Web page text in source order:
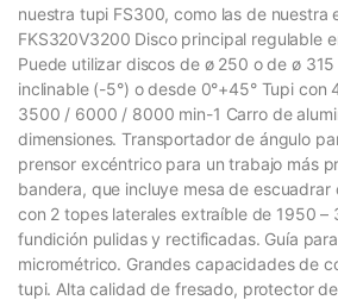
nuestra tupi FS300, como las de nuestra
FKS320V3200 Disco principal regulable
Puede utilizar discos de ø 250 o de ø
inclinable (-5°) o desde 0°+45° Tupi con
3500 / 6000 / 8000 min-1 Carro de
dimensiones. Transportador de ángulo
prensor excéntrico para un trabajo más
bandera, que incluye mesa de escuadrar
con 2 topes laterales extraíble de 1950 –
fundición pulidas y rectificadas. Guía
micrométrico. Grandes capacidades de
tupi. Alta calidad de fresado, protector